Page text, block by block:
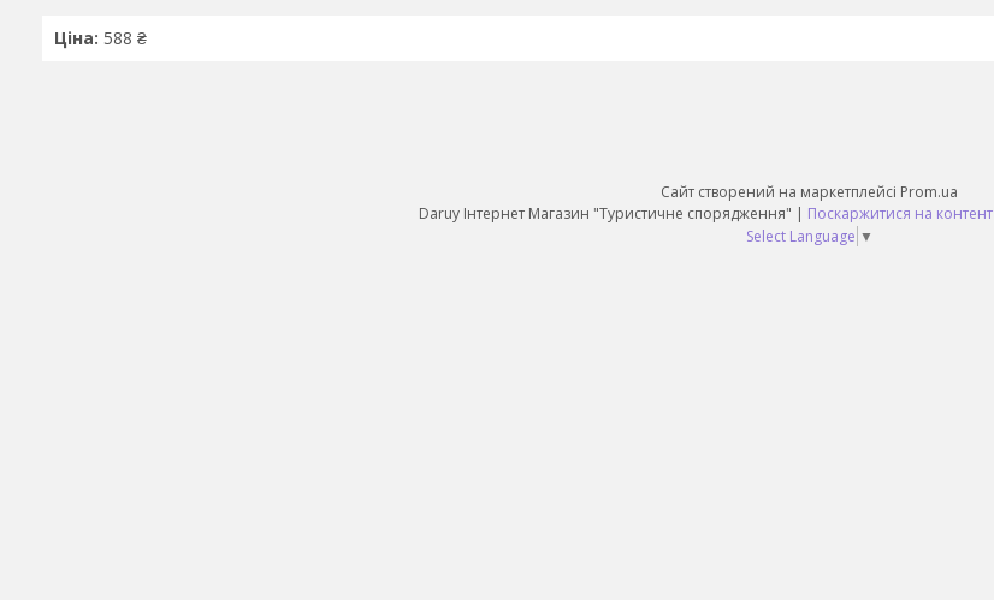
Ціна: 588 ₴
Сайт створений на маркетплейсі Prom.ua
Daruy Інтернет Магазин "Туристичне спорядження" | Поскаржитися на контент
Select Language ▼